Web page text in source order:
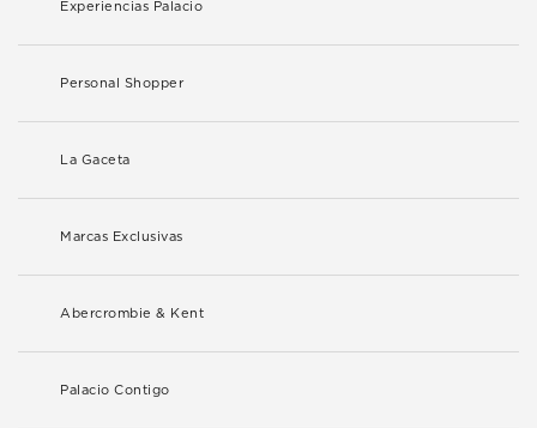
Experiencias Palacio
Personal Shopper
La Gaceta
Marcas Exclusivas
Abercrombie & Kent
Palacio Contigo